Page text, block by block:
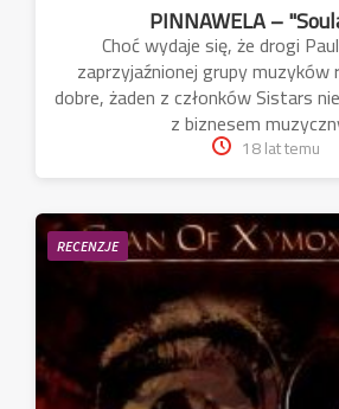
PINNAWELA –
Choć wydaje się, że drogi
zaprzyjaźnionej grupy muzyków
dobre, żaden z członków Sistars
z biznesem
18 lat temu
RECENZJE